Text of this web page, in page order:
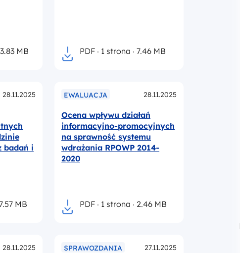
3.83 MB PDF 1 strona 7.46 MB
28.11.2025
badań i
MB
EWALUACJA 28.11.2025
Ocena wpływu działań
informacyjno-promocyjnych
na sprawność systemu
wdrażania RPOWP 2014-
2020
PDF 1 strona 2.46 MB
28.11.2025 SPRAWOZDANIA 27.11.2025